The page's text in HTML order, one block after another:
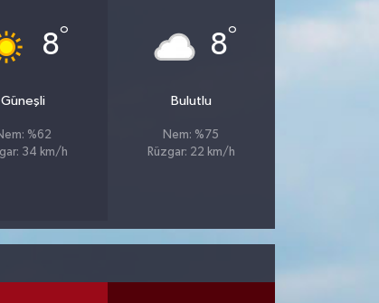
8°
Güneşli
%62
34 km/h
8°
Bulutlu
Nem: %75
Rüzgar: 22 km/h